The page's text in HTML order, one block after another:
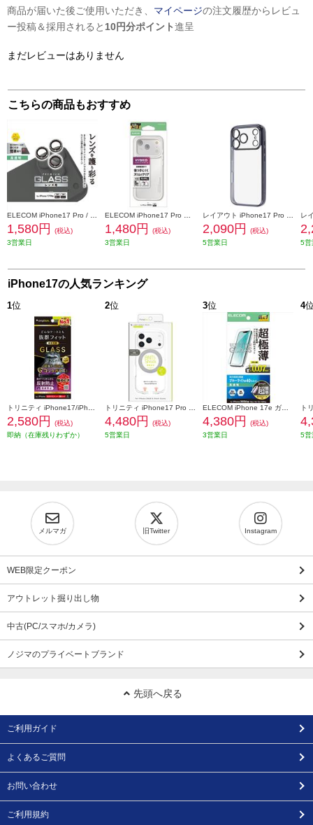
商品が届いた後ご使用いただき、 マイページの注文履歴からレビュ
ー投稿＆採用されると 10円分ポイント進呈
まだレビューはありません
こちらの商品もおすすめ
1,580円
(税込)
3営業日
1,480円
(税込)
3営業日
2,090円
(税込)
5営業日
5営
iPhone17の人気ランキング
1位
2,580円
(税込)
即納（在庫残りわずか）
2位
4,480円
(税込)
5営業日
3位
4,380円
(税込)
3営業日
4
5営
メルマガ 旧Twitter Instagram
WEB限定クーポン
アウトレット掘り出し物
中古(PC/スマホ/カメラ)
ノジマのプライベートブランド
先頭へ戻る
ご利用ガイド
よくあるご質問
お問い合わせ
ご利用規約